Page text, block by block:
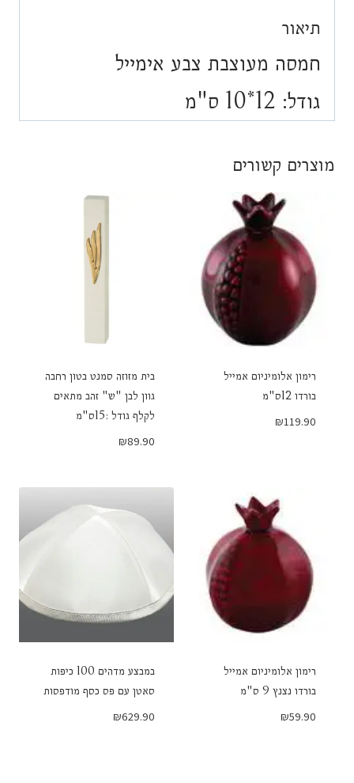
תיאור
חמסה מעוצבת צבע אימייל
גודל: 12*10 ס"מ
מוצרים קשורים
רימון אלומיניום אמייל
בורדו 12ס"מ
₪119.90
בית מזוזה סמנט בטון רחבה
גוון לבן "ש" זהב מתאים
לקלף גודל :15ס"מ
₪89.90
רימון אלומיניום אמייל
בורדו נצנץ 9 ס"מ
₪59.90
במבצע מדהים 100 כיפות
סאטן עם פס כסף מודפסות
₪629.90